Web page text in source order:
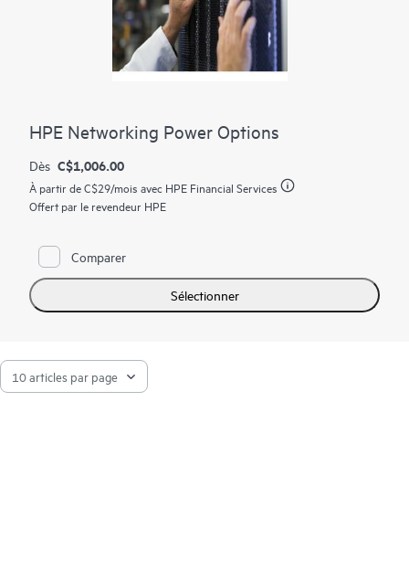
HPE Networking Power Options
Dès C$1,006.00
À partir deC$29/mois avec HPE Financial Services
Offert par le revendeur HPE
Comparer
Sélectionner